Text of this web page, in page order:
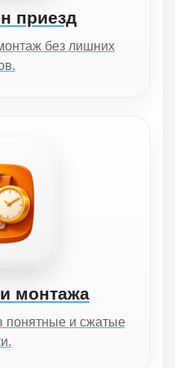
приезд
без лишних
монтажа
понятные и сжатые